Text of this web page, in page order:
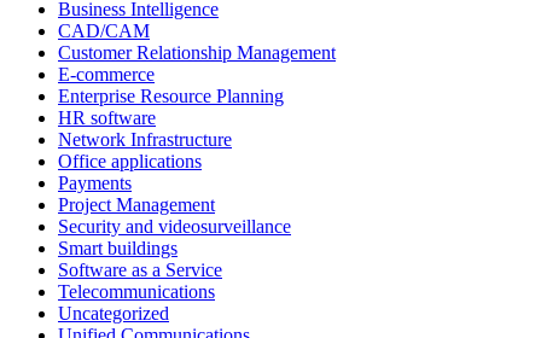
Business Intelligence
CAD/CAM
Customer Relationship Management
E-commerce
Enterprise Resource Planning
HR software
Network Infrastructure
Office applications
Payments
Project Management
Security and videosurveillance
Smart buildings
Software as a Service
Telecommunications
Uncategorized